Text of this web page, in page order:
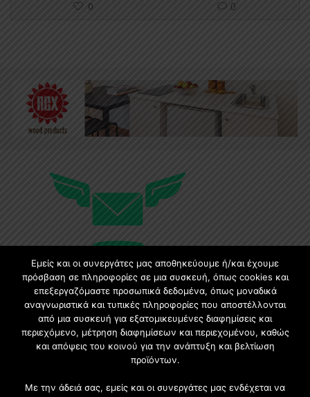
0 0
Εγγραφή στο Newsletter
Γίνετε μέλος της μεγαλύτερης διαδικτυακής κοινότητας, ειδικά
για αρχιτέκτονες, σχεδιαστές και λάτρεις της κατασκευής και
Εμείς και οι συνεργάτες μας αποθηκεύουμε ή/και έχουμε
πρόσβαση σε πληροφορίες σε μια συσκευή, όπως cookies και
επεξεργαζόμαστε προσωπικά δεδομένα, όπως μοναδικά
αναγνωριστικά και τυπικές πληροφορίες που αποστέλλονται
από μια συσκευή για εξατομικευμένες διαφημίσεις και
περιεχόμενο, μέτρηση διαφημίσεων και περιεχομένου, καθώς
και απόψεις του κοινού για την ανάπτυξη και βελτίωση
προϊόντων.
Με την άδειά σας, εμείς και οι συνεργάτες μας ενδέχεται να